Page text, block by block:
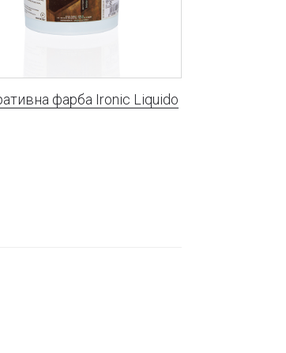
фарба Ironic Liquido